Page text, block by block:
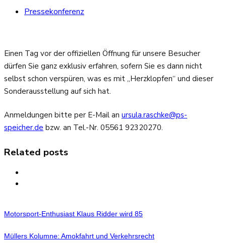
Pressekonferenz
Einen Tag vor der offiziellen Öffnung für unsere Besucher
dürfen Sie ganz exklusiv erfahren, sofern Sie es dann nicht
selbst schon verspüren, was es mit „Herzklopfen“ und dieser
Sonderausstellung auf sich hat.
Anmeldungen bitte per E-Mail an ursula.raschke@ps-
speicher.de bzw. an Tel.-Nr. 05561 92320270.
Related posts
Motorsport-Enthusiast Klaus Ridder wird 85
Müllers Kolumne: Amokfahrt und Verkehrsrecht